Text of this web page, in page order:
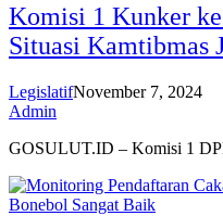
Komisi 1 Kunker
Situasi Kamtibmas
LegislatifNovember 7, 2024
Admin
GOSULUT.ID – Komisi 1